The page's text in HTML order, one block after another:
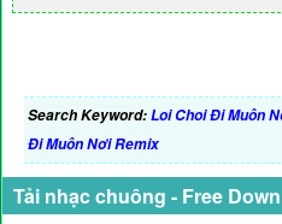
Search Keyword:Loi Choi Đi Muôn
Đi Muôn Nơi Remix
Tải nhạc chuông - Free